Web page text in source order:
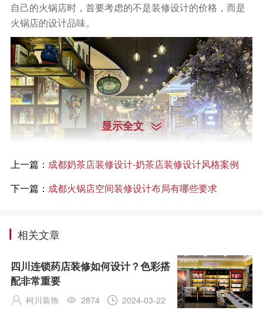
自己的火锅店时，首要考虑的不是装修设计的价格，而是
火锅店的设计品味。
么就只能选择设计水平较高的装修设计公司。事实上，装
修设计公司的综合水平决定了其设计水平。如果装修设计
公司的综合业务能力比较一般，那么火锅店的装修设计水
平想要提高是非常困难的。因此，对于火锅店经营者来
说，在选择火锅店装修设计的设计单位时，不仅要注重便
宜，还需要注重设计的整体质量和水平。通过综合比较，
显示全文 
上一篇： 成都奶茶店装修设计-奶茶店装修设计风格案例
下一篇： 成都火锅店空间装修设计布局有哪些要求
相关文章
四川连锁药店装修如何设计？色彩搭
配非常重要
 柯川装饰  2874  2024-03-22